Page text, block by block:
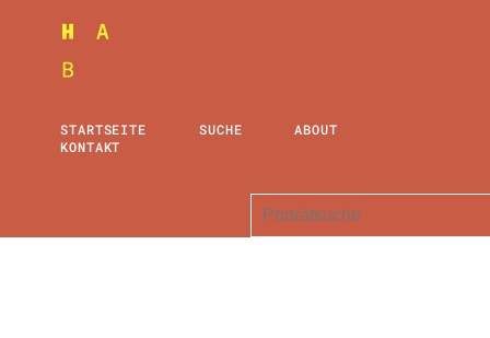
STARTSEITE SUCHE
ABOUT
KONTAKT